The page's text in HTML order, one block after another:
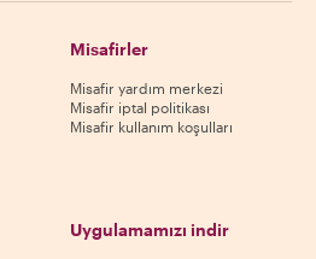
Misafirler
Misafir yardım merkezi
Misafir iptal politikası
Misafir kullanım koşulları
Uygulamamızı indir